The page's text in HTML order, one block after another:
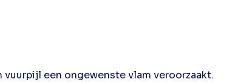
een ongewenste vlam veroorzaakt.